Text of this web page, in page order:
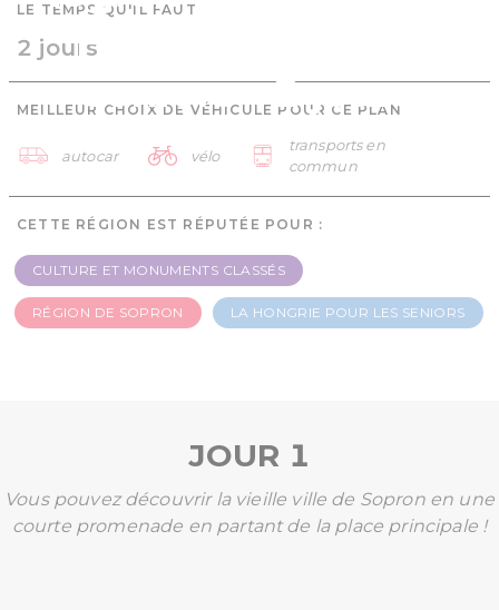
Hongrie pour les
seniors - 2 jours
LE TEMPS QU'IL FAUT
2 jours
MEILLEUR CHOIX DE VÉHICULE POUR CE PLAN
autocar vélo
transports en
commun
CETTE RÉGION EST RÉPUTÉE POUR :
CULTURE ET MONUMENTS CLASSÉS
RÉGION DE SOPRON LA HONGRIE POUR LES SENIORS
JOUR 1
Vous pouvez découvrir la vieille ville de Sopron en une
courte promenade en partant de la place principale !